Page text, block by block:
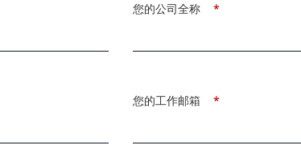
*
您的公司全称
*
您的工作邮箱